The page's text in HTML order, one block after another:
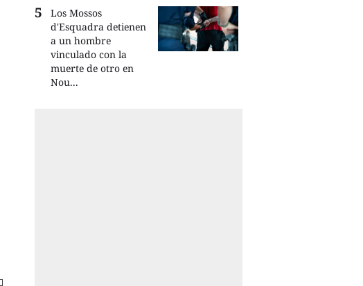
Los Mossos
d'Esquadra detienen
a un hombre
vinculado con la
muerte de otro en
Nou...